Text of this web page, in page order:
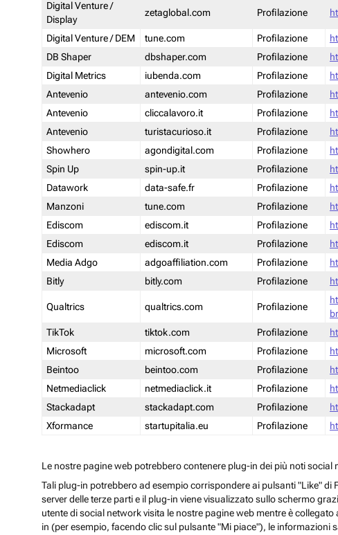
Digital Venture /
Display
zetaglobal.com Profilazione
Digital Venture / DEM tune.com Profilazione
DB Shaper
dbshaper.com Profilazione
Digital Metrics
iubenda.com Profilazione
Antevenio
antevenio.com Profilazione
Antevenio
cliccalavoro.it Profilazione
Antevenio
turistacurioso.it Profilazione
Showhero
agondigital.com Profilazione
Spin Up
spin-up.it Profilazione
Datawork
data-safe.fr Profilazione
Manzoni
tune.com Profilazione
Ediscom
ediscom.it Profilazione
Ediscom
ediscom.it Profilazione
Media Adgo
adgoaffiliation.com Profilazione
Bitly
bitly.com Profilazione
Qualtrics qualtrics.com Profilazione
TikTok
tiktok.com Profilazione
Microsoft
microsoft.com Profilazione
Beintoo
beintoo.com Profilazione
Netmediaclick
netmediaclick.it Profilazione
Stackadapt
stackadapt.com Profilazione
Xformance
startupitalia.eu Profilazione
Le nostre pagine web potrebbero contenere plug-in dei più noti
Tali plug-in potrebbero ad esempio corrispondere ai pulsanti "Like"
server delle terze parti e il plug-in viene visualizzato sullo schermo
utente di social network visita le nostre pagine web mentre è
in (per esempio, facendo clic sul pulsante "Mi piace"), le informazioni